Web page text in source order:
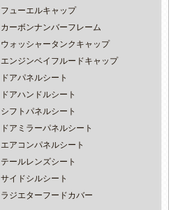
フューエルキャップ
カーボンナンバーフレーム
ウォッシャータンクキャップ
エンジンベイフルードキャップ
ドアパネルシート
ドアハンドルシート
シフトパネルシート
ドアミラーパネルシート
エアコンパネルシート
テールレンズシート
サイドシルシート
ラジエターフードカバー